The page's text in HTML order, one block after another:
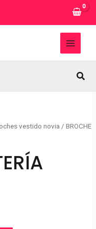
MAIN
vestido novia / BROCHE